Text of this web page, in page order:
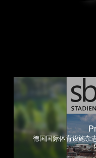
德国国际体育设施杂